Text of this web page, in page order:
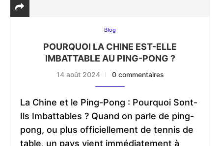
Blog
POURQUOI LA CHINE EST-ELLE
IMBATTABLE AU PING-PONG ?
14 août 2024 0 commentaires
La Chine et le Ping-Pong : Pourquoi Sont-
Ils Imbattables ? Quand on parle de ping-
pong, ou plus officiellement de tennis de
table, un pays vient immédiatement à